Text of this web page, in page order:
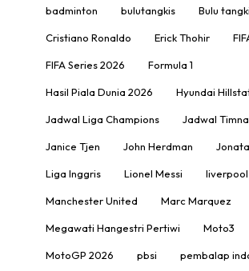
badminton bulutangkis Bulu
Cristiano Ronaldo Erick Thohir
FIFA Series 2026 Formula 1
Hasil Piala Dunia 2026 Hyundai
Jadwal Liga Champions Jadwal
Janice Tjen John Herdman
Liga Inggris Lionel Messi liverpool
Manchester United Marc Marquez
Megawati Hangestri Pertiwi Moto3
MotoGP 2026 pbsi pembalap